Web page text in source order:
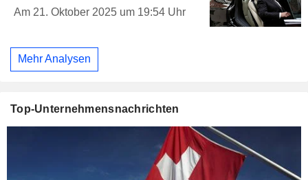
Am 21. Oktober 2025 um 19:54 Uhr
Mehr Analysen
Top-Unternehmensnachrichten